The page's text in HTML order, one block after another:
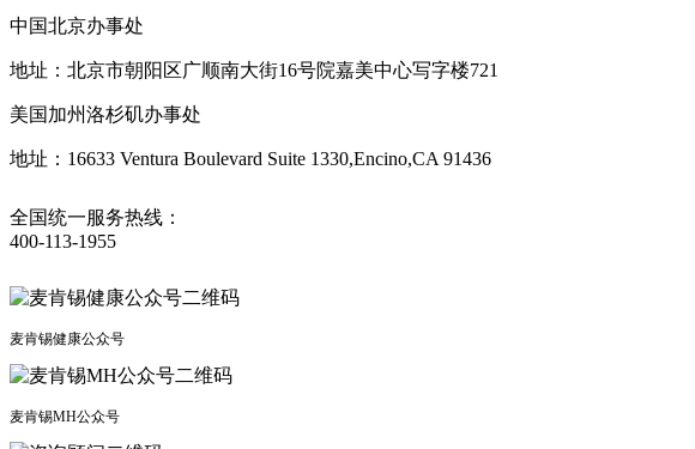
中国北京办事处
地址：北京市朝阳区广顺南大街16号院嘉美中心写字楼721
美国加州洛杉矶办事处
地址：16633 Ventura Boulevard Suite 1330,Encino,CA 91436
全国统一服务热线：
400-113-1955
麦肯锡健康公众号
麦肯锡MH公众号